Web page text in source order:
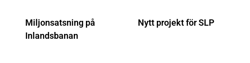
Miljonsatsning på
Inlandsbanan
Nytt projekt för SLP